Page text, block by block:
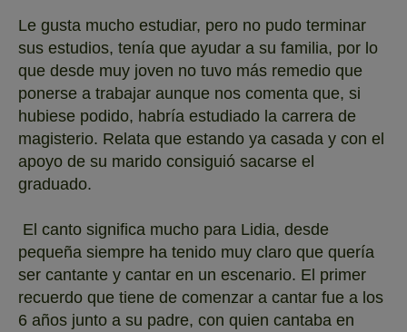
Le gusta mucho estudiar, pero no pudo terminar
sus estudios, tenía que ayudar a su familia, por lo
que desde muy joven no tuvo más remedio que
ponerse a trabajar aunque nos comenta que, si
hubiese podido, habría estudiado la carrera de
magisterio. Relata que estando ya casada y con el
apoyo de su marido consiguió sacarse el
graduado.
El canto significa mucho para Lidia, desde
pequeña siempre ha tenido muy claro que quería
ser cantante y cantar en un escenario. El primer
recuerdo que tiene de comenzar a cantar fue a los
6 años junto a su padre, con quien cantaba en